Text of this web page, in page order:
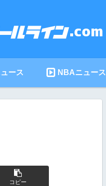
ース NBAニュース
コピー